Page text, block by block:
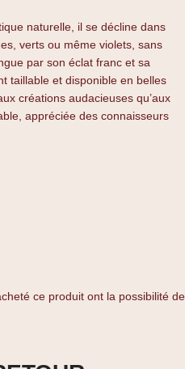
naturelle, il se décline dans
verts ou même violets, sans
par son éclat franc et sa
taillable et disponible en belles
créations audacieuses qu’aux
appréciée des connaisseurs
ce produit ont la possibilité de